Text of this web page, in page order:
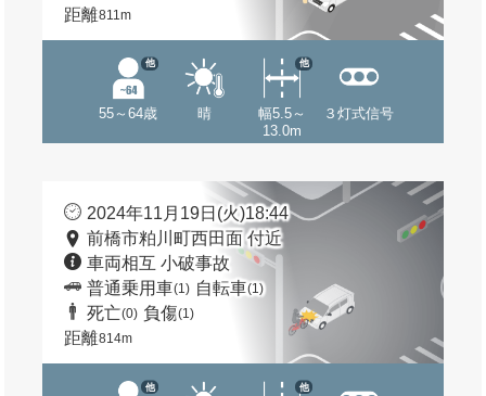
距離811m
55～64歳
他
晴
幅5.5～
13.0m
他
３灯式信号
2024年11月19日(火)18:44
前橋市粕川町西田面 付近
車両相互 小破事故
普通乗用車(1) 自転車(1)
死亡(0) 負傷(1)
距離814m
他 他